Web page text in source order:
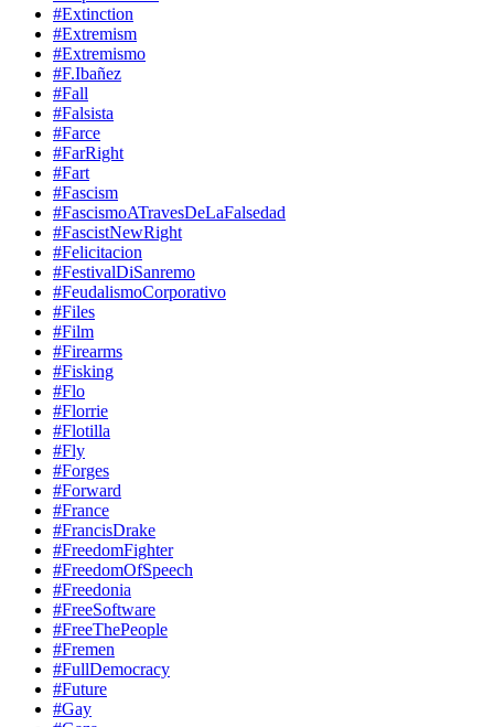
#Extinction
#Extremism
#Extremismo
#F.Ibañez
#Fall
#Falsista
#Farce
#FarRight
#Fart
#Fascism
#FascismoATravesDeLaFalsedad
#FascistNewRight
#Felicitacion
#FestivalDiSanremo
#FeudalismoCorporativo
#Files
#Film
#Firearms
#Fisking
#Flo
#Florrie
#Flotilla
#Fly
#Forges
#Forward
#France
#FrancisDrake
#FreedomFighter
#FreedomOfSpeech
#Freedonia
#FreeSoftware
#FreeThePeople
#Fremen
#FullDemocracy
#Future
#Gay